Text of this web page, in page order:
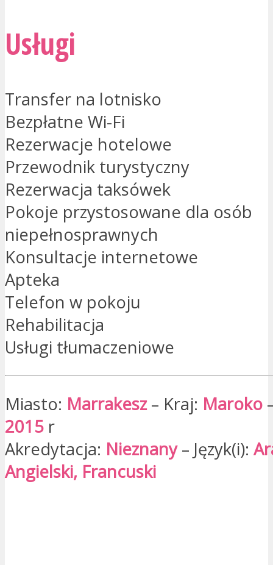
Usługi
Transfer na lotnisko
Bezpłatne Wi-Fi
Rezerwacje hotelowe
Przewodnik turystyczny
Rezerwacja taksówek
Pokoje przystosowane dla osób
niepełnosprawnych
Konsultacje internetowe
Apteka
Telefon w pokoju
Rehabilitacja
Usługi tłumaczeniowe
Miasto: Marrakesz – Kraj: Maroko
2015 r
Akredytacja: Nieznany– Język(i):
Angielski, Francuski